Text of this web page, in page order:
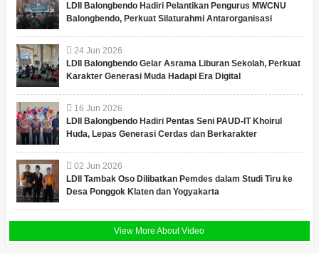
LDII Balongbendo Hadiri Pelantikan Pengurus MWCNU
Balongbendo, Perkuat Silaturahmi Antarorganisasi
24 Jun 2026
LDII Balongbendo Gelar Asrama Liburan Sekolah, Perkuat
Karakter Generasi Muda Hadapi Era Digital
16 Jun 2026
LDII Balongbendo Hadiri Pentas Seni PAUD-IT Khoirul
Huda, Lepas Generasi Cerdas dan Berkarakter
02 Jun 2026
LDII Tambak Oso Dilibatkan Pemdes dalam Studi Tiru ke
Desa Ponggok Klaten dan Yogyakarta
View More About Video